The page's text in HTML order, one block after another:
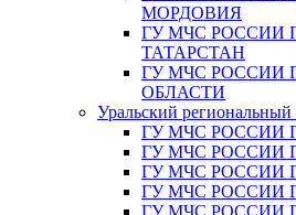
МОРДОВИЯ
ГУ МЧС РОССИИ
ТАТАРСТАН
ГУ МЧС РОССИИ
ОБЛАСТИ
Уральский региональный
ГУ МЧС РОССИИ
ГУ МЧС РОССИИ
ГУ МЧС РОССИИ
ГУ МЧС РОССИИ
ГУ МЧС